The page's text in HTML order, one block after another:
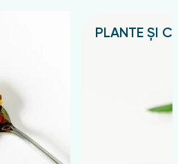
durerii după
sau alte leziuni ale
pentru vanatai
de obicei mentol, camfor sau
ameliorează bine
după traumatism. De
răcoritor
PLANTE ȘI